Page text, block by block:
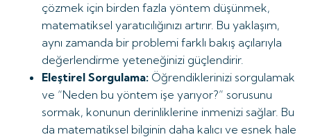
çözmek için birden fazla yöntem düşünmek,
matematiksel yaratıcılığınızı artırır. Bu yaklaşım,
aynı zamanda bir problemi farklı bakış açılarıyla
değerlendirme yeteneğinizi güçlendirir.
Eleştirel Sorgulama: Öğrendiklerinizi sorgulamak
ve “Neden bu yöntem işe yarıyor?” sorusunu
sormak, konunun derinliklerine inmenizi sağlar. Bu
da matematiksel bilginin daha kalıcı ve esnek hale